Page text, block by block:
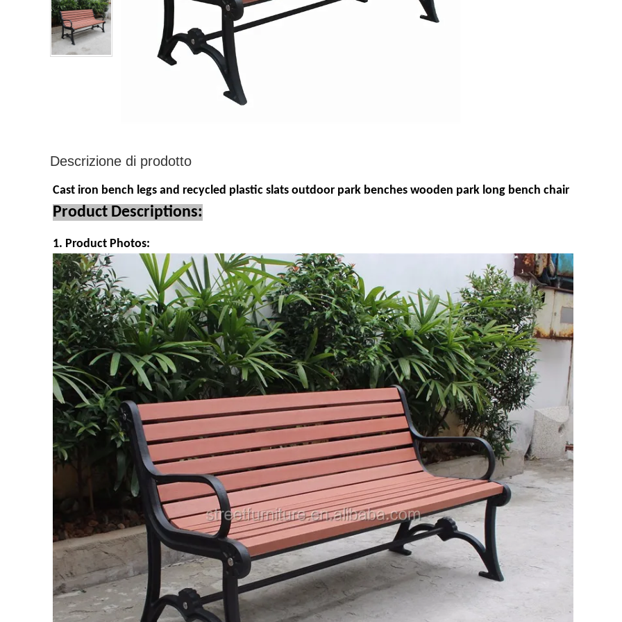
Descrizione di prodotto
Cast iron bench legs and recycled plastic slats outdoor park benches wooden park long bench chair
Product Descriptions:
1. Product Photos: